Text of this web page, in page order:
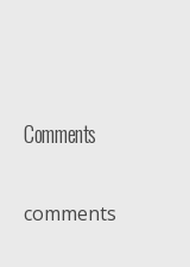
Comments
comments